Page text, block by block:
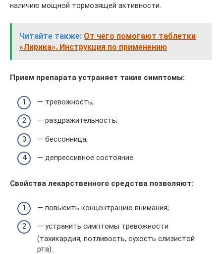
наличию мощной тормозящей активности.
Читайте также: От чего помогают таблетки
«Лирика». Инструкция по применению
Прием препарата устраняет такие симптомы:
— тревожность;
— раздражительность;
— бессонница;
— депрессивное состояние.
Свойства лекарственного средства позволяют:
— повысить концентрацию внимания;
— устранить симптомы тревожности
(тахикардия, потливость, сухость слизистой
рта).